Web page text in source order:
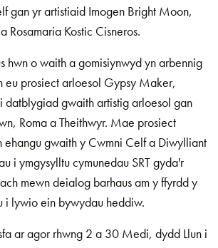
gan yr artistiaid Imogen Bright Moon,
Rosamaria Kostic Cisneros.
hwn o waith a gomisiynwyd yn arbennig
eu prosiect arloesol Gypsy Maker,
datblygiad gwaith artistig arloesol gan
Roma a Theithwyr. Mae prosiect
gwaith y Cwmni Celf a Diwylliant
i ymgysylltu cymunedau SRT gyda'r
mewn deialog barhaus am y ffyrdd y
i lywio ein bywydau heddiw.
ar agor rhwng 2 a 30 Medi, dydd Llun i